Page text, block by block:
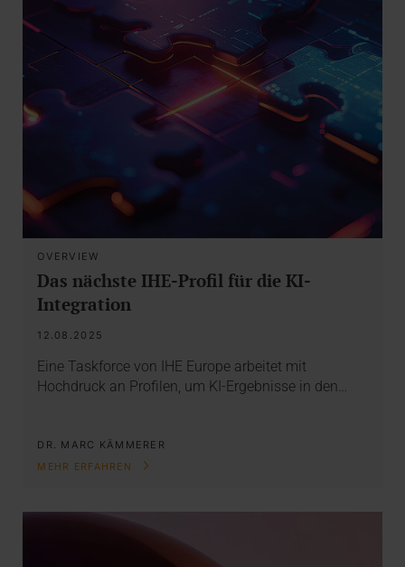
OVERVIEW
Das nächste IHE-Profil für die KI-
Integration
12.08.2025
Eine Taskforce von IHE Europe arbeitet mit
Hochdruck an Profilen, um KI-Ergebnisse in den…
DR. MARC KÄMMERER
MEHR ERFAHREN